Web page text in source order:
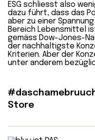
ESG schliesst also
dazu führt, dass das
aber zu einer
Bereich Lebensmittel
gemäss Dow-Jones-
der nachhaltigste
Kriterien. Aber der
unter anderem
Store